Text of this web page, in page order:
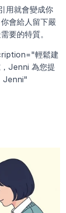
用就會變成你
會給人留下嚴
要的特質。
輕鬆建
Jenni 為您提
Jenni"